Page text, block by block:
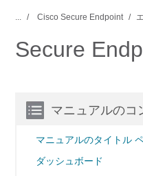
... Cisco Secure Endpoint
Secure
マニュアルのコ
マニュアルのタイトル
ダッシュボード